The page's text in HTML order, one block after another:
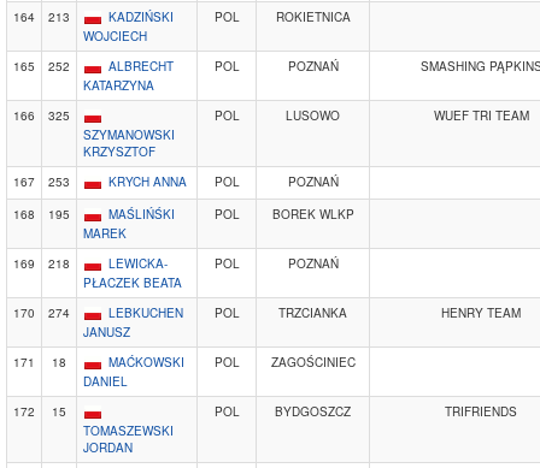
164
213
KADZIŃSKI
WOJCIECH
POL ROKIETNICA
165 252
ALBRECHT
KATARZYNA
POL POZNAŃ SMASHING
166
325
SZYMANOWSKI
KRZYSZTOF
POL LUSOWO WUEF TRI TEAM
167 253 KRYCH ANNA POL
POZNAŃ
168
195
MAŚLIŃŚKI
MAREK
POL BOREK WLKP
169 218
LEWICKA-
PŁACZEK BEATA
POL POZNAŃ
170 274
LEBKUCHEN
JANUSZ
POL TRZCIANKA HENRY TEAM
171 18
MAĆKOWSKI
DANIEL
POL ZAGOŚCINIEC
172
15
TOMASZEWSKI
JORDAN
POL BYDGOSZCZ TRIFRIENDS